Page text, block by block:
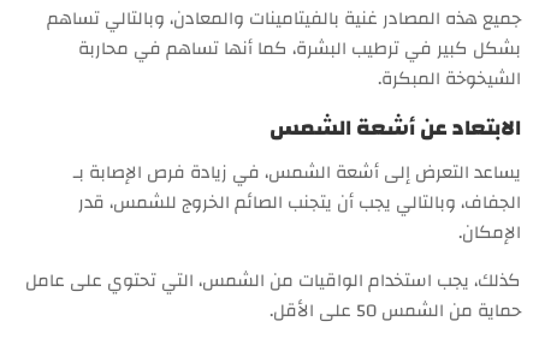
جميع هذه المصادر غنية بالفيتامينات والمعادن، وبالتالي تساهم
بشكل كبير في ترطيب البشرة، كما أنها تساهم في محاربة
الشيخوخة المبكرة.
الابتعاد عن أشعة الشمس
يساعد التعرض إلى أشعة الشمس، في زيادة فرص الإصابة بـ
الجفاف، وبالتالي يجب أن يتجنب الصائم الخروج للشمس، قدر
الإمكان.
كذلك، يجب استخدام الواقيات من الشمس، التي تحتوي على عامل
حماية من الشمس 50 على الأقل.